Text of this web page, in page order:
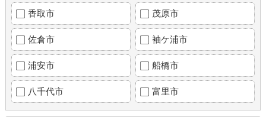
香取市 茂原市
佐倉市 袖ケ浦市
浦安市 船橋市
八千代市 富里市